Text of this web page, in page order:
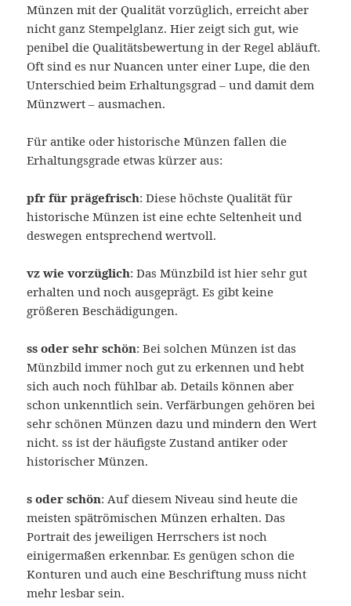
Münzen mit der Qualität vorzüglich, erreicht aber
nicht ganz Stempelglanz. Hier zeigt sich gut, wie
penibel die Qualitätsbewertung in der Regel abläuft.
Oft sind es nur Nuancen unter einer Lupe, die den
Unterschied beim Erhaltungsgrad – und damit dem
Münzwert – ausmachen.
Für antike oder historische Münzen fallen die
Erhaltungsgrade etwas kürzer aus:
pfr für prägefrisch: Diese höchste Qualität für
historische Münzen ist eine echte Seltenheit und
deswegen entsprechend wertvoll.
vz wie vorzüglich: Das Münzbild ist hier sehr gut
erhalten und noch ausgeprägt. Es gibt keine
größeren Beschädigungen.
ss oder sehr schön: Bei solchen Münzen ist das
Münzbild immer noch gut zu erkennen und hebt
sich auch noch fühlbar ab. Details können aber
schon unkenntlich sein. Verfärbungen gehören bei
sehr schönen Münzen dazu und mindern den Wert
nicht. ss ist der häufigste Zustand antiker oder
historischer Münzen.
s oder schön: Auf diesem Niveau sind heute die
meisten spätrömischen Münzen erhalten. Das
Portrait des jeweiligen Herrschers ist noch
einigermaßen erkennbar. Es genügen schon die
Konturen und auch eine Beschriftung muss nicht
mehr lesbar sein.